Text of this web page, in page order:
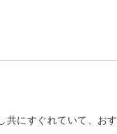
にすぐれていて、お